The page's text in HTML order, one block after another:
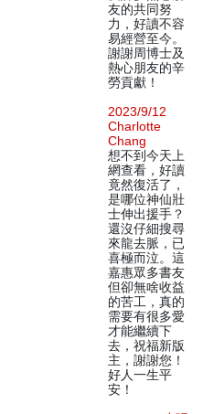
友的共同努
力，好讀不容
易經營至今。
謝謝周博士及
熱心朋友的辛
勞貢獻！
2023/9/12
Charlotte
Chang
想不到今天上
網查看，好讀
竟然復活了，
是哪位神仙壯
士伸出援手？
還沒仔細搜尋
來龍去脈，已
喜極而泣。這
嘉惠眾多書友
但卻無啥收益
的苦工，真的
需要有很多愛
才能繼續下
去，祝福新版
主，謝謝您！
好人一生平
安！